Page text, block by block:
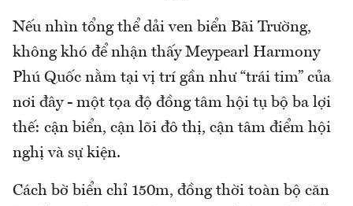
Nếu nhìn tổng thể dải ven biển Bãi Trường,
không khó để nhận thấy Meypearl Harmony
Phú Quốc nằm tại vị trí gần như “trái tim” của
nơi đây - một tọa độ đồng tâm hội tụ bộ ba lợi
thế: cận biển, cận lõi đô thị, cận tâm điểm hội
nghị và sự kiện.
Cách bờ biển chỉ 150m, đồng thời toàn bộ căn